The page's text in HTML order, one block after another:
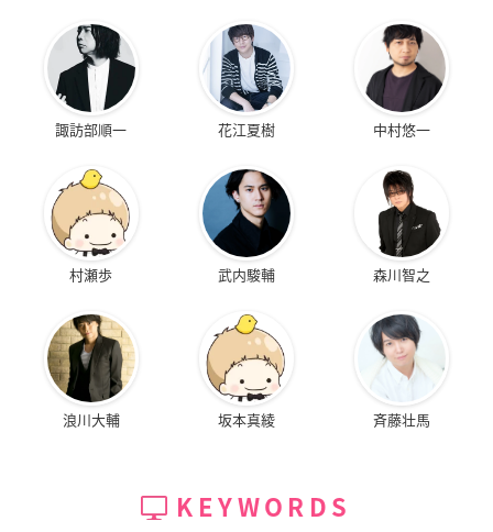
諏訪部順一 花江夏樹 中村悠一
村瀬歩 武内駿輔 森川智之
浪川大輔 坂本真綾 斉藤壮馬
KEYWORDS